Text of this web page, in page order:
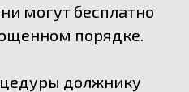
могут бесплатно
порядке.
должнику